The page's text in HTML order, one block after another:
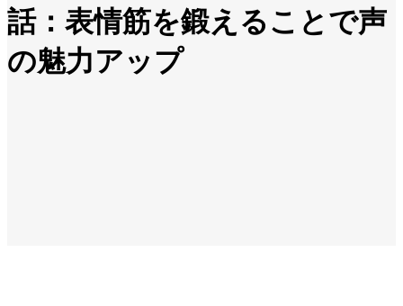
話：表情筋を鍛えることで声
の魅力アップ